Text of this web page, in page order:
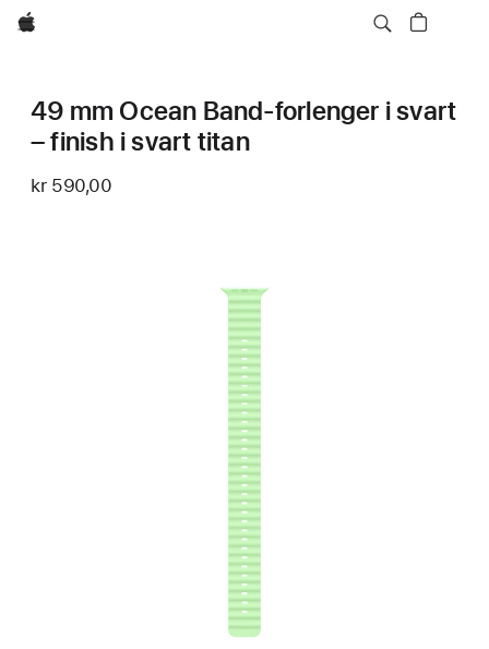
Apple
49 mm Ocean Band-forlenger i svart
– finish i svart titan
kr 590,00